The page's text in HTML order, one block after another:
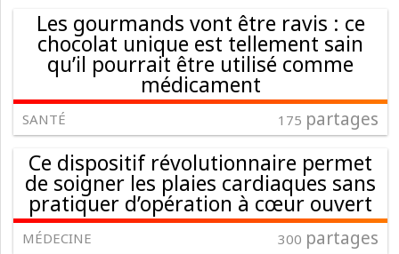
Les gourmands vont être ravis : ce
chocolat unique est tellement sain
qu’il pourrait être utilisé comme
médicament
SANTÉ 175 partages
Ce dispositif révolutionnaire permet
de soigner les plaies cardiaques sans
pratiquer d’opération à cœur ouvert
MÉDECINE 300 partages